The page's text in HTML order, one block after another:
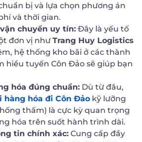
bị và lựa chọn phương án
và thời gian.
chuyển uy tín: Đây là yếu tố
đơn vị như Trang Huy Logistics
hệ thống kho bãi ở các thành
hiểu tuyến Côn Đảo sẽ giúp bạn
hóa đúng chuẩn: Dù từ đâu,
hàng hóa đi Côn Đảo kỹ lưỡng
thấm) là cực kỳ quan trọng
hóa trên suốt hành trình dài.
tin chính xác: Cung cấp đầy